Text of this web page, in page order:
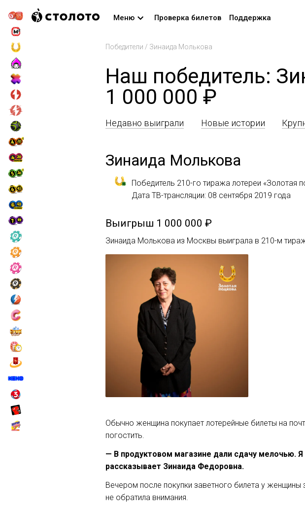
Меню Проверка билетов Поддержка
Победители / Зинаида Молькова
Наш победитель:
1 000 000 ₽
Недавно выиграли Новые истории
Зинаида Молькова
Победитель 210-го тиража лотереи «Золотая
Дата ТВ-трансляции: 08 сентября 2019 года
Выигрыш 1 000 000 ₽
Зинаида Молькова из Москвы выиграла в 210-м
Обычно женщина покупает лотерейные билеты на
погостить.
— В продуктовом магазине дали сдачу мелочью.
рассказывает Зинаида Федоровна.
Вечером после покупки заветного билета у
не обратила внимания.